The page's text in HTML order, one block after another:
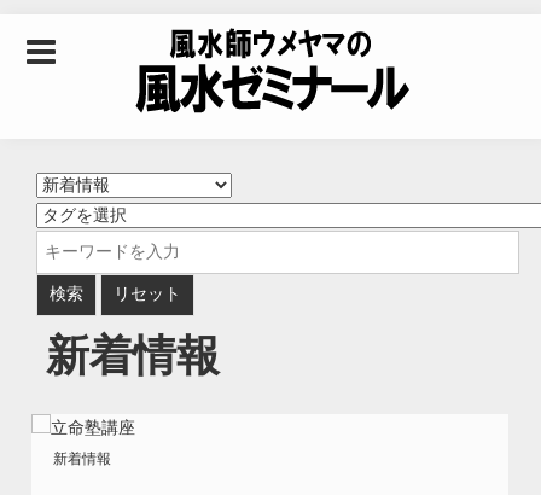
風水師ウメヤマの風
水ゼミナール｜風水
学・四柱推命学・易
学を合わせた立命講
新着情報
新着情報